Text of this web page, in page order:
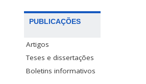
PUBLICAÇÕES
Artigos
Teses e dissertações
Boletins informativos